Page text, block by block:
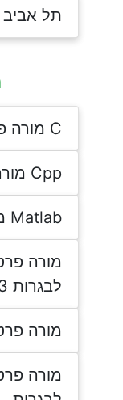
תל אביב
C מורה פרטי
Cpp מורה פרטי
Matlab מורה פרטי
מורה
לבגרות 3 יח
מורה